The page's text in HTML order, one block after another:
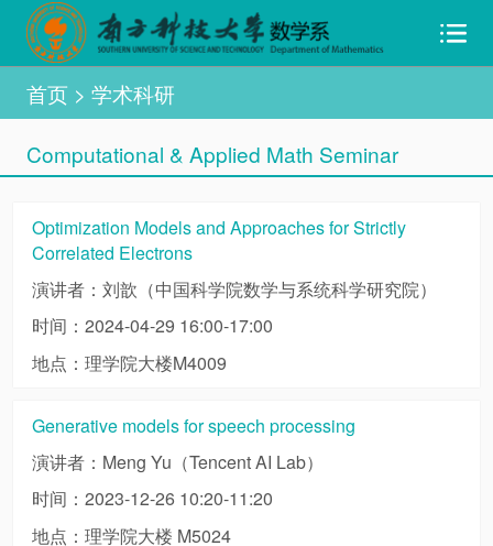
首页> 学术科研
Computational & Applied Math Seminar
Optimization Models and Approaches for Strictly
Correlated Electrons
演讲者：刘歆（中国科学院数学与系统科学研究院）
时间：2024-04-29 16:00-17:00
地点：理学院大楼M4009
Generative models for speech processing
演讲者：Meng Yu（Tencent AI Lab）
时间：2023-12-26 10:20-11:20
地点：理学院大楼 M5024